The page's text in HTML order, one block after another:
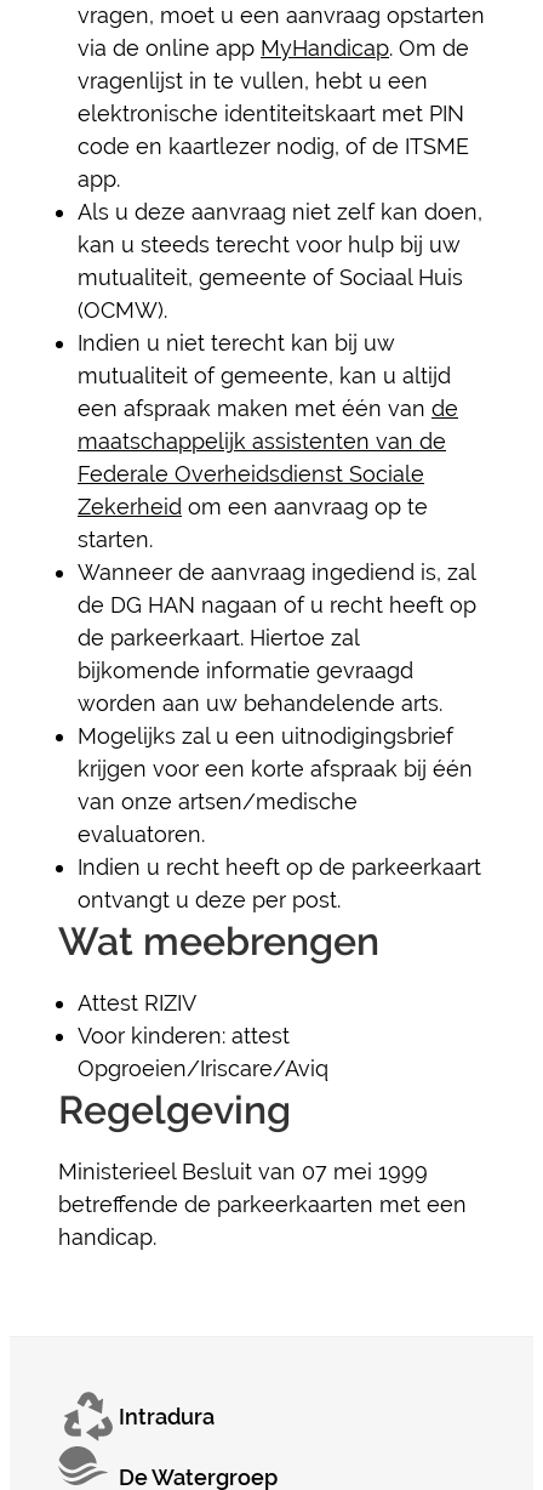
vragen, moet u een aanvraag opstarten
via de online app MyHandicap. Om de
vragenlijst in te vullen, hebt u een
elektronische identiteitskaart met PIN
code en kaartlezer nodig, of de ITSME
app.
Als u deze aanvraag niet zelf kan doen,
kan u steeds terecht voor hulp bij uw
mutualiteit, gemeente of Sociaal Huis
(OCMW).
Indien u niet terecht kan bij uw
mutualiteit of gemeente, kan u altijd
een afspraak maken met één van de
maatschappelijk assistenten van de
Federale Overheidsdienst Sociale
Zekerheid om een aanvraag op te
starten.
Wanneer de aanvraag ingediend is, zal
de DG HAN nagaan of u recht heeft op
de parkeerkaart. Hiertoe zal
bijkomende informatie gevraagd
worden aan uw behandelende arts.
Mogelijks zal u een uitnodigingsbrief
krijgen voor een korte afspraak bij één
van onze artsen/medische
evaluatoren.
Indien u recht heeft op de parkeerkaart
ontvangt u deze per post.
Wat meebrengen
Attest RIZIV
Voor kinderen: attest
Opgroeien/Iriscare/Aviq
Regelgeving
Ministerieel Besluit van 07 mei 1999
betreffende de parkeerkaarten met een
handicap.
Intradura
De Watergroep